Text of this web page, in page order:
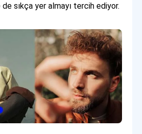
sıkça yer almayı tercih ediyor.